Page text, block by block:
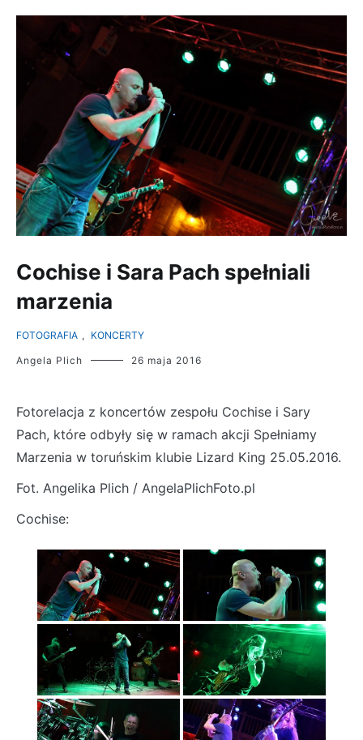
Cochise i Sara Pach spełniali
marzenia
FOTOGRAFIA , KONCERTY
Angela Plich 26 maja 2016
Fotorelacja z koncertów zespołu Cochise i Sary
Pach, które odbyły się w ramach akcji Spełniamy
Marzenia w toruńskim klubie Lizard King 25.05.2016.
Fot. Angelika Plich / AngelaPlichFoto.pl
Cochise: